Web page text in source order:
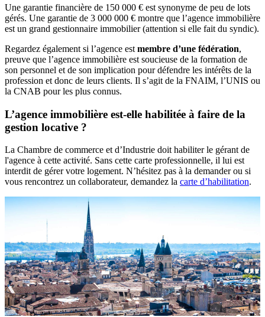
Une garantie financière de 150 000 € est synonyme de peu de lots
gérés. Une garantie de 3 000 000 € montre que l’agence immobilière
est un grand gestionnaire immobilier (attention si elle fait du syndic).
Regardez également si l’agence est membre d’une fédération,
preuve que l’agence immobilière est soucieuse de la formation de
son personnel et de son implication pour défendre les intérêts de la
profession et donc de leurs clients. Il s’agit de la FNAIM, l’UNIS ou
la CNAB pour les plus connus.
L’agence immobilière est-elle habilitée à faire de la
gestion locative ?
La Chambre de commerce et d’Industrie doit habiliter le gérant de
l'agence à cette activité. Sans cette carte professionnelle, il lui est
interdit de gérer votre logement. N’hésitez pas à la demander ou si
vous rencontrez un collaborateur, demandez la carte d’habilitation.